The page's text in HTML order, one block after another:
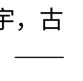
，古
——